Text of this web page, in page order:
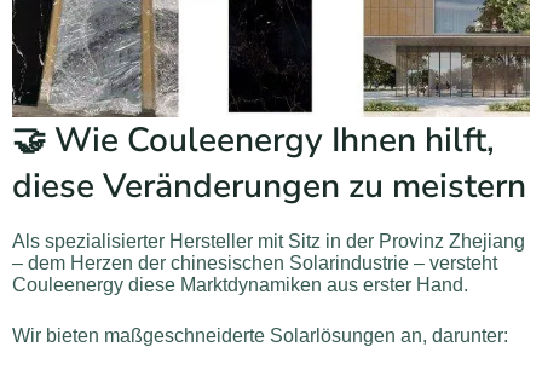
🤝 Wie Couleenergy Ihnen hilft,
diese Veränderungen zu meistern
Als spezialisierter Hersteller mit Sitz in der Provinz Zhejiang
– dem Herzen der chinesischen Solarindustrie – versteht
Couleenergy diese Marktdynamiken aus erster Hand.
Wir bieten maßgeschneiderte Solarlösungen an, darunter: